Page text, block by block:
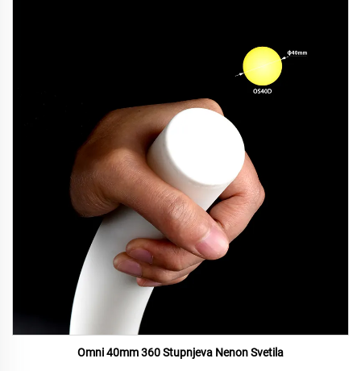
Omni 40mm 360 Stupnjeva Nenon Svetila